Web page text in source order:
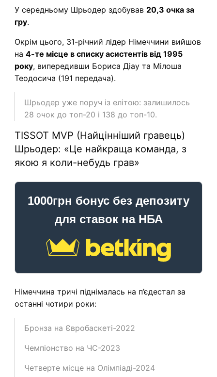
У середньому Шрьодер здобував 20,3 очка за
гру.
Окрім цього, 31-річний лідер Німеччини вийшов
на 4-те місце в списку асистентів від 1995
року, випередивши Бориса Діау та Мiлоша
Теодосича (191 передача).
Шрьодер уже поруч із елітою: залишилось
28 очок до топ-20 і 138 до топ-10.
TISSOT MVP (Найцінніший гравець)
Шрьодер: «Це найкраща команда, з
якою я коли-небудь грав»
1000грн бонус без депозиту
для ставок на НБА
Німеччина тричі піднімалась на п’єдестал за
останні чотири роки:
Бронза на Євробаскетi-2022
Чемпiонство на ЧС-2023
Четверте місце на Олімпіадi-2024